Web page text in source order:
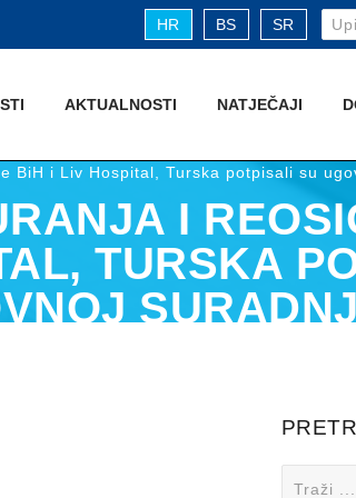
HR BS SR
for:
AKTUALNOSTI NATJEČAJI
BiH i Liv Hospital, Turska potpisali su
I
TURSKA